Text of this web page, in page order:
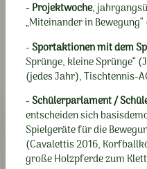
- Projektwoche,
„Miteinander in
-Sportaktionen mit dem
Sprünge, kleine Sprünge“
(jedes Jahr), Tischtennis-
-Schülerparlament /
entscheiden sich
Spielgeräte für die
(Cavalettis 2016,
große Holzpferde zum